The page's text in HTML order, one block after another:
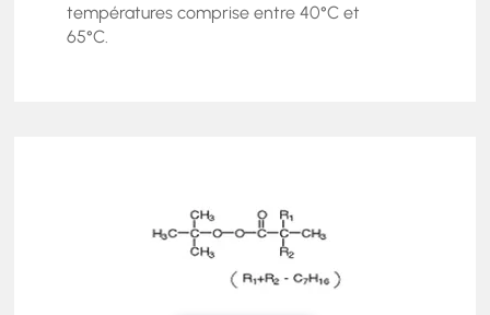
températures comprise entre 40°C et
65°C.